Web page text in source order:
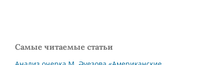
Самые читаемые статьи